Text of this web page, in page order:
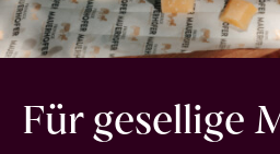
Für gesellige